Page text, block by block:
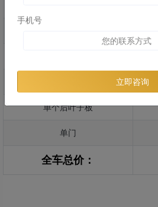
单个后叶子板
单门
全车总价：
手机号
立即咨询